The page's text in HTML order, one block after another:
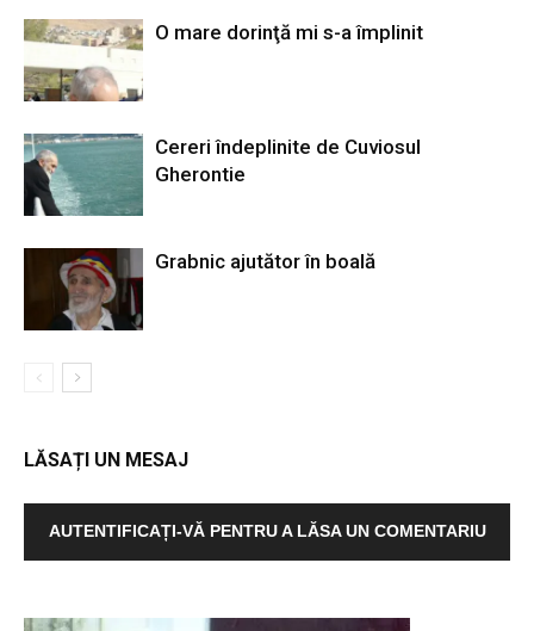
O mare dorinţă mi s-a împlinit
Cereri îndeplinite de Cuviosul
Gherontie
Grabnic ajutător în boală
LĂSAȚI UN MESAJ
AUTENTIFICAȚI-VĂ PENTRU A LĂSA UN COMENTARIU